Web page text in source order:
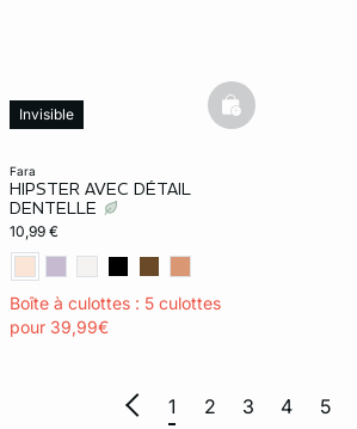
fara
HIPSTER AVEC DÉTAIL
DENTELLE
10,99 €
Boîte à culottes : 5 culottes
pour 39,99€
Invisible basketfull
1 2 3 4 5